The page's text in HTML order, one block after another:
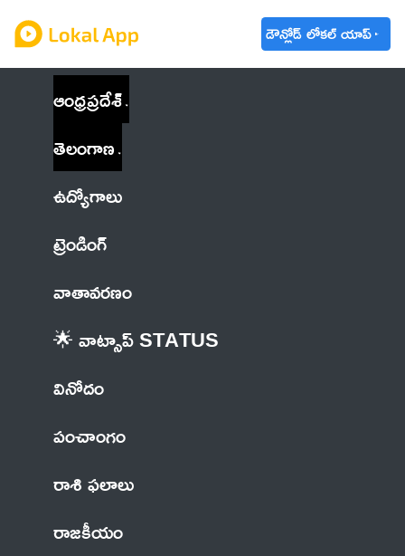
డౌన్లోడ్ లోకల్ యాప్
ఆంధ్రప్రదేశ్
తెలంగాణ
ఉద్యోగాలు
ట్రెండింగ్
వాతావరణం
🌟 వాట్సాప్ STATUS
వినోదం
పంచాంగం
రాశి ఫలాలు
రాజకీయం